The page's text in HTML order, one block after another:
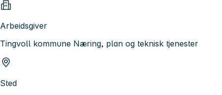
Arbeidsgiver
Tingvoll kommune Næring, plan og teknisk tjenester
Sted